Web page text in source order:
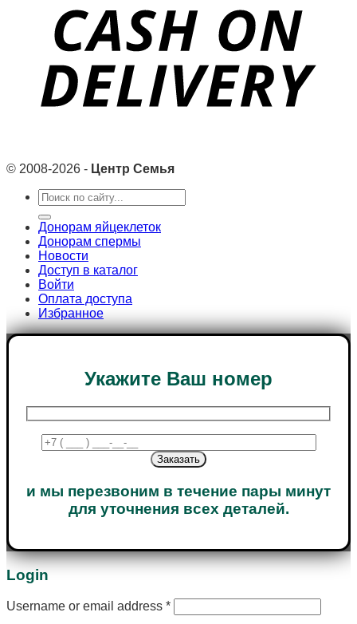
© 2008-2026 - Центр Семья
Search
for:
Донорам яйцеклеток
Донорам спермы
Новости
Доступ в каталог
Войти
Оплата доступа
Избранное
Укажите Ваш номер
и мы перезвоним в течение пары минут
для уточнения всех деталей.
Login
Username or email address *